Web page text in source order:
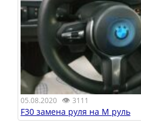
05.08.2020 👁 3111
F30 замена руля на M руль